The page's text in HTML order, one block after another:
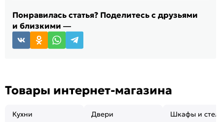
Понравилась статья? Поделитесь с друзьями
и близкими —
Товары интернет-магазина
Кухни Двери Шкафы и